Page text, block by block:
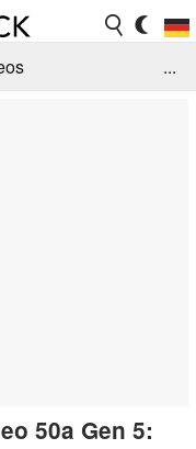
...
50a Gen 5: